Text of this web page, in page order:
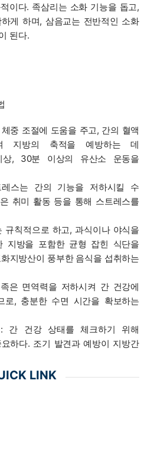
이다. 족삼리는 소화 기능을 돕고,
게 하며, 삼음교는 전반적인 소화
된다.
중 조절에 도움을 주고, 간의 혈액
지방의 축적을 예방하는 데
, 30분 이상의 유산소 운동을
스는 간의 기능을 저하시킬 수
취미 활동 등을 통해 스트레스를
규칙적으로 하고, 과식이나 야식을
지방을 포함한 균형 잡힌 식단을
지방산이 풍부한 음식을 섭취하는
은 면역력을 저하시켜 간 건강에
로, 충분한 수면 시간을 확보하는
간 건강 상태를 체크하기 위해
하다. 조기 발견과 예방이 지방간
LINK